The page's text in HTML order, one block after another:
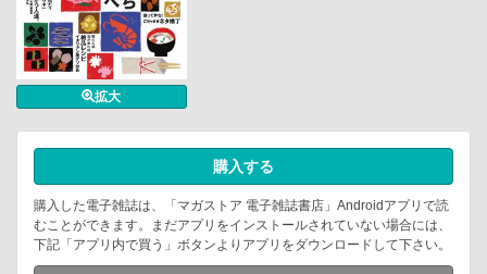
拡大
購入する
購入した電子雑誌は、「マガストア 電子雑誌書店」Androidアプリで読
むことができます。まだアプリをインストールされていない場合には、
下記「アプリ内で買う」ボタンよりアプリをダウンロードして下さい。